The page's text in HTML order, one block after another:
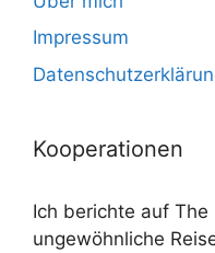
Impressum
Kooperationen
Ich berichte auf
ungewöhnliche